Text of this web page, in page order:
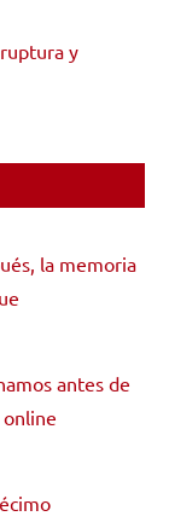
y
la memoria
antes de